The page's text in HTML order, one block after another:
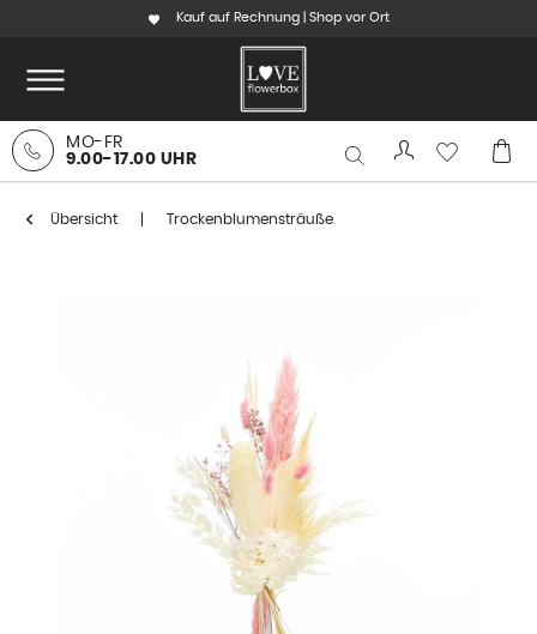
Kauf auf Rechnung | Shop vor Ort
MO-FR
9.00-17.00 UHR
Übersicht Trockenblumensträuße